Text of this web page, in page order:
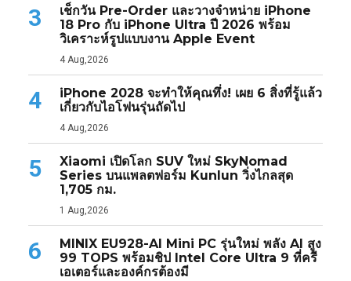
3
เช็กวัน Pre-Order และวางจำหน่าย iPhone
18 Pro กับ iPhone Ultra ปี 2026 พร้อม
วิเคราะห์รูปแบบงาน Apple Event
4 Aug,2026
4
iPhone 2028 จะทำให้คุณทึ่ง! เผย 6 สิ่งที่รู้แล้ว
เกี่ยวกับไอโฟนรุ่นถัดไป
4 Aug,2026
5
Xiaomi เปิดโลก SUV ใหม่ SkyNomad
Series บนแพลตฟอร์ม Kunlun วิ่งไกลสุด
1,705 กม.
1 Aug,2026
6
MINIX EU928-AI Mini PC รุ่นใหม่ พลัง AI สูง
99 TOPS พร้อมชิป Intel Core Ultra 9 ที่ครี
เอเตอร์และองค์กรต้องมี